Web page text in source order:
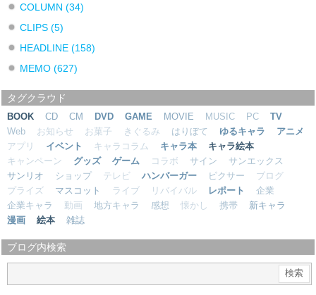
COLUMN(34)
CLIPS(5)
HEADLINE(158)
MEMO(627)
タグクラウド
BOOK CD CM DVD GAME MOVIE MUSIC PC
TV
Web
お知らせ お菓子 きぐるみ はりぼて ゆるキャラ
アニメ
アプリ
イベント キャラコラム キャラ本
キャラ絵本
キャンペーン
グッズ ゲーム コラボ サイン
サンエックス
サンリオ
ショップ テレビ ハンバーガー ピクサー
ブログ
プライズ
マスコット ライブ リバイバル レポート
企業
企業キャラ
動画 地方キャラ 感想 懐かし 携帯
新キャラ
漫画
絵本 雑誌
ブログ内検索